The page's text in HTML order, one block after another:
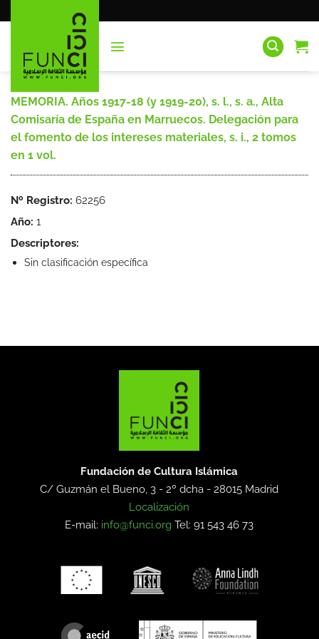
al
MEMORIA. Años 1917-18 (y 1919-20), s. l., s. a., Alta
Comisaría de España en Marruecos. Delegación para
el fomento de los intereses materiales, s. i., 2 tomos
en 1 vol.
Nº Registro: 62256
Año: 1
Descriptores:
Sin clasificación específica
Fundación de Cultura Islámica
C/ Guzmán el Bueno, 3 - 2º dcha -28015 Madrid
Localización
E-mail: info@funci.org Tel: 91 543 46 73